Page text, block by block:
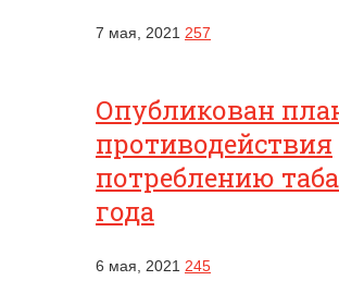
7 мая, 2021 257
Опубликован
противодействия
потреблению
года
6 мая, 2021 245